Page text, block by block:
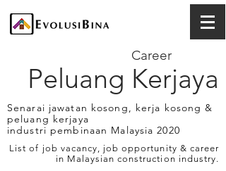
Peluang Kerjaya
Career
Senarai jawatan kosong, kerja kosong &
peluang kerjaya
industri pembinaan Malaysia 2020
List of job vacancy, job opportunity & career
in Malaysian construction industry.